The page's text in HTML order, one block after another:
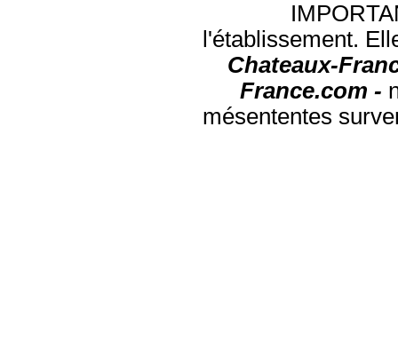
l'établissement.
Chateaux-
France.com -
mésententes